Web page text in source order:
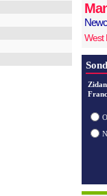
West